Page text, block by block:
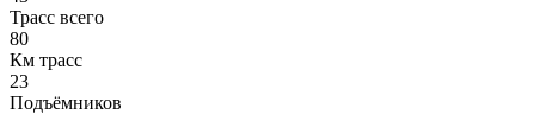
Трасс всего
80
Км трасс
23
Подъёмников